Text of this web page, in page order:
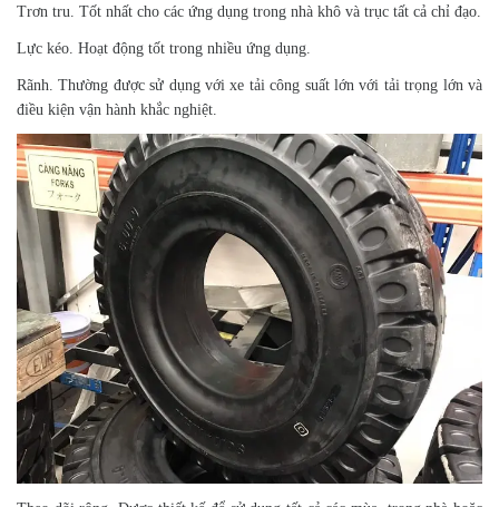
Trơn tru. Tốt nhất cho các ứng dụng trong nhà khô và trục tất cả chỉ đạo.
Lực kéo. Hoạt động tốt trong nhiều ứng dụng.
Rãnh. Thường được sử dụng với xe tải công suất lớn với tải trọng lớn và
điều kiện vận hành khắc nghiệt.